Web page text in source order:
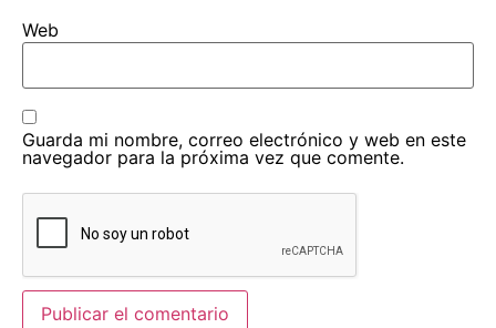
Web
Guarda mi nombre, correo electrónico y web en este
navegador para la próxima vez que comente.